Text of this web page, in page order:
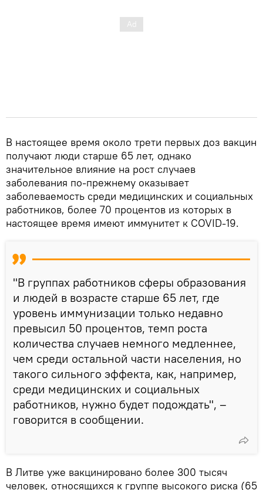
В настоящее время около трети первых доз вакцин
получают люди старше 65 лет, однако
значительное влияние на рост случаев
заболевания по-прежнему оказывает
заболеваемость среди медицинских и социальных
работников, более 70 процентов из которых в
настоящее время имеют иммунитет к COVID-19.
"В группах работников сферы образования
и людей в возрасте старше 65 лет, где
уровень иммунизации только недавно
превысил 50 процентов, темп роста
количества случаев немного медленнее,
чем среди остальной части населения, но
такого сильного эффекта, как, например,
среди медицинских и социальных
работников, нужно будет подождать", –
говорится в сообщении.
В Литве уже вакцинировано более 300 тысяч
человек, относящихся к группе высокого риска (65